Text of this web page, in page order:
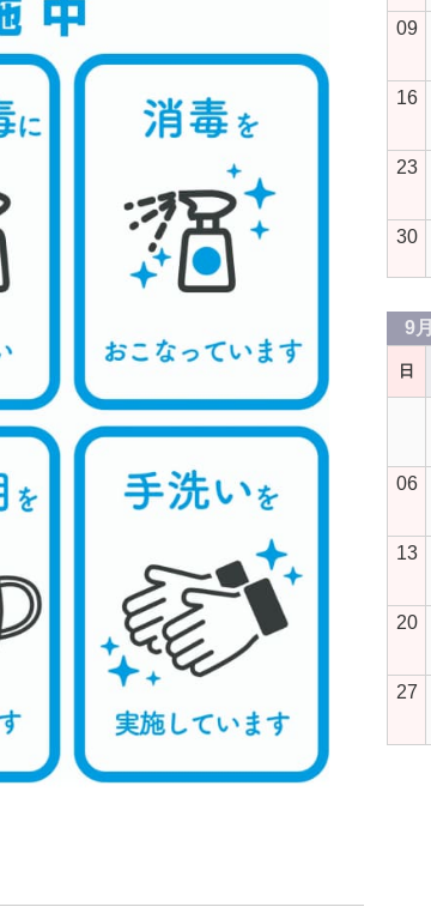
09
16
23
30
9月
日
06
13
20
27